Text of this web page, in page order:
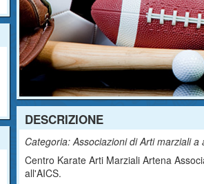
DESCRIZIONE
Categoria: Associazioni di Arti marziali a
Centro Karate Arti Marziali Artena
all'AICS.